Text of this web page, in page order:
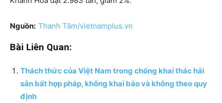
Nguồn: Thanh Tâm/vietnamplus.vn
Bài Liên Quan:
Thách thức của Việt Nam trong chống khai thác hải
sản bất hợp pháp, không khai báo và không theo quy
định